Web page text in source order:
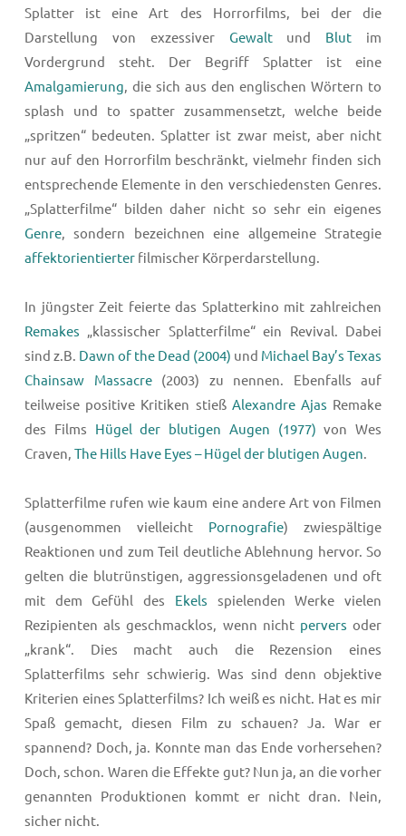
Splatter ist eine Art des Horrorfilms, bei der die
Darstellung von exzessiver Gewaltund Blut im
Vordergrund steht. Der Begriff Splatter ist eine
Amalgamierung, die sich aus den englischen Wörtern to
splash und to spatter zusammensetzt, welche beide
„spritzen“ bedeuten. Splatter ist zwar meist, aber nicht
nur auf den Horrorfilm beschränkt, vielmehr finden sich
entsprechende Elemente in den verschiedensten Genres.
„Splatterfilme“ bilden daher nicht so sehr ein eigenes
Genre, sondern bezeichnen eine allgemeine Strategie
affektorientierter filmischer Körperdarstellung.
In jüngster Zeit feierte das Splatterkino mit zahlreichen
Remakes „klassischer Splatterfilme“ ein Revival. Dabei
sind z.B. Dawn of the Dead (2004) und Michael Bay’s Texas
Chainsaw Massacre(2003) zu nennen. Ebenfalls auf
teilweise positive Kritiken stieß Alexandre Ajas Remake
des Films Hügel der blutigen Augen (1977) von Wes
Craven, The Hills Have Eyes – Hügel der blutigen Augen.
Splatterfilme rufen wie kaum eine andere Art von Filmen
(ausgenommen vielleicht Pornografie) zwiespältige
Reaktionen und zum Teil deutliche Ablehnung hervor. So
gelten die blutrünstigen, aggressionsgeladenen und oft
mit dem Gefühl des Ekels spielenden Werke vielen
Rezipienten als geschmacklos, wenn nicht pervers oder
„krank“. Dies macht auch die Rezension eines
Splatterfilms sehr schwierig. Was sind denn objektive
Kriterien eines Splatterfilms? Ich weiß es nicht. Hat es mir
Spaß gemacht, diesen Film zu schauen? Ja. War er
spannend? Doch, ja. Konnte man das Ende vorhersehen?
Doch, schon. Waren die Effekte gut? Nun ja, an die vorher
genannten Produktionen kommt er nicht dran. Nein,
sicher nicht.